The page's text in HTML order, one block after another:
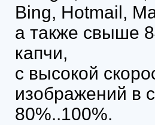
Bing, Hotmail,
а также свыше
капчи,
с высокой
изображений в
80%..100%.